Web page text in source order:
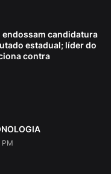
endossam candidatura
estadual; líder do
contra